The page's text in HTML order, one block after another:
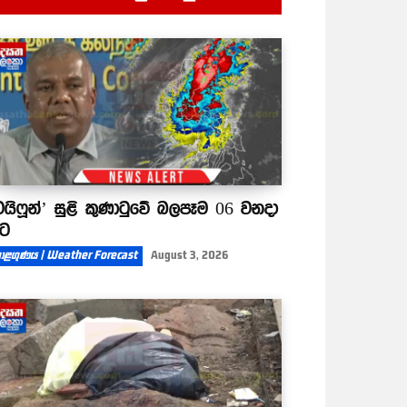
සුළි කුණාටුවේ බලපෑම 06 වනදා
| Weather Forecast August 3, 2026